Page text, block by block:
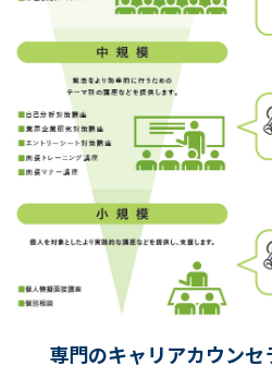
専門のキャリアカウン